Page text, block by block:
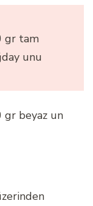
gr tam
unu
gr beyaz un